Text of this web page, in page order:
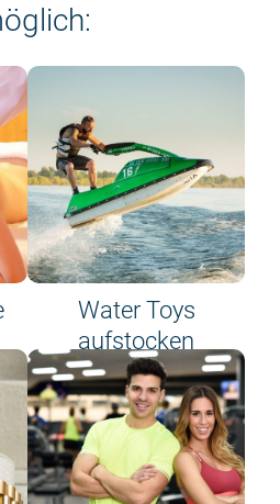
Water Toys
aufstocken